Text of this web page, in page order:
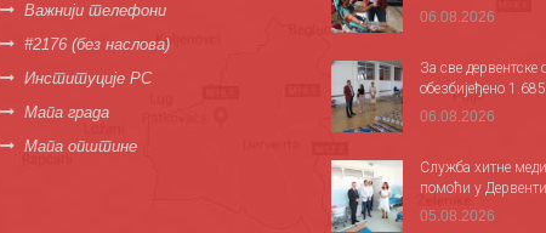
Важнији телефони
#2176 (без наслова)
Институције РС
Мапа града
Мапа општине
06.08.2026
За све дервентске
обезбијеђено
06.08.2026
Служба хитне
помоћи у
05.08.2026